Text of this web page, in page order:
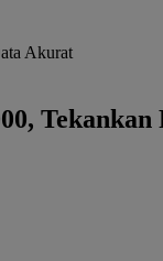
Akurat
Tekankan